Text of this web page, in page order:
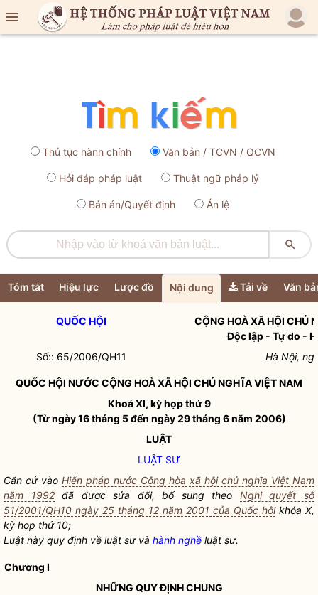

Thủ tục hành chính Văn bản / TCVN / QCVN
Hỏi đáp pháp luật Thuật ngữ pháp lý
Bản án/Quyết định Án lệ

Tóm tắt Hiệu lực Lược đồ Nội dung Tải về Văn
QUỐC HỘI
CỘNG HOÀ XÃ HỘI CHỦ
Độc lập - Tự do -
Số:: 65/2006/QH11
Hà Nội,
QUỐC HỘI NƯỚC CỘNG HOÀ XÃ HỘI CHỦ NGHĨA VIỆT NAM
Khoá XI, kỳ họp thứ 9
(Từ ngày 16 tháng 5 đến ngày 29 tháng 6 năm 2006)
LUẬT
LUẬT SƯ
Căn cứ vào Hiến pháp nước Cộng hòa xã hội chủ nghĩa Việt Nam
năm 1992đã được sửa đổi, bổ sung theo Nghị quyết số
51/2001/QH10 ngày 25 tháng 12 năm 2001 của Quốc hộikhóa X,
kỳ họp thứ 10;
Luật này quy định về luật sưvà hành nghề luật sư.
Chương I
NHỮNG QUY ĐỊNH CHUNG